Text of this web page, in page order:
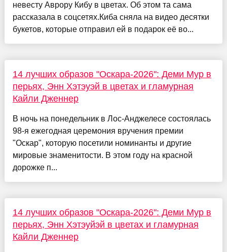
невесту Аврору Кибу в цветах. Об этом та сама
рассказала в соцсетях.Киба сняла на видео десятки
букетов, которые отправил ей в подарок её во...
14 лучших образов "Оскара-2026": Деми Мур в
перьях, Энн Хэтэуэй в цветах и гламурная
Кайли Дженнер
В ночь на понедельник в Лос-Анджелесе состоялась
98-я ежегодная церемония вручения премии
"Оскар", которую посетили номинанты и другие
мировые знаменитости. В этом году на красной
дорожке п...
14 лучших образов "Оскара-2026": Деми Мур в
перьях, Энн Хэтэуйэй в цветах и гламурная
Кайли Дженнер